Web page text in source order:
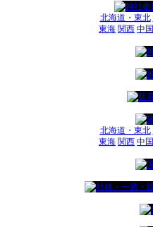
北海道・東北
東海 関西 中国
北海道・東北
東海 関西 中国